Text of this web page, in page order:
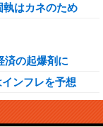
執はカネのため
済の起爆剤に
ンフレを予想